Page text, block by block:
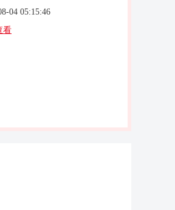
04 05:15:46
看